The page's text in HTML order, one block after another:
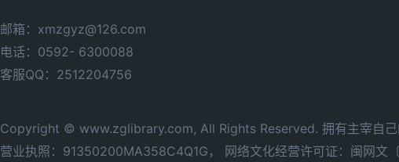
邮箱：xmzgyz@126.com
电话：0592- 6300088
客服QQ：2512204756
Copyright © www.zglibrary.com, All Rights Reserved. 拥有主宰自己
营业执照：91350200MA358C4Q1G，
网络文化经营许可证：闽网文